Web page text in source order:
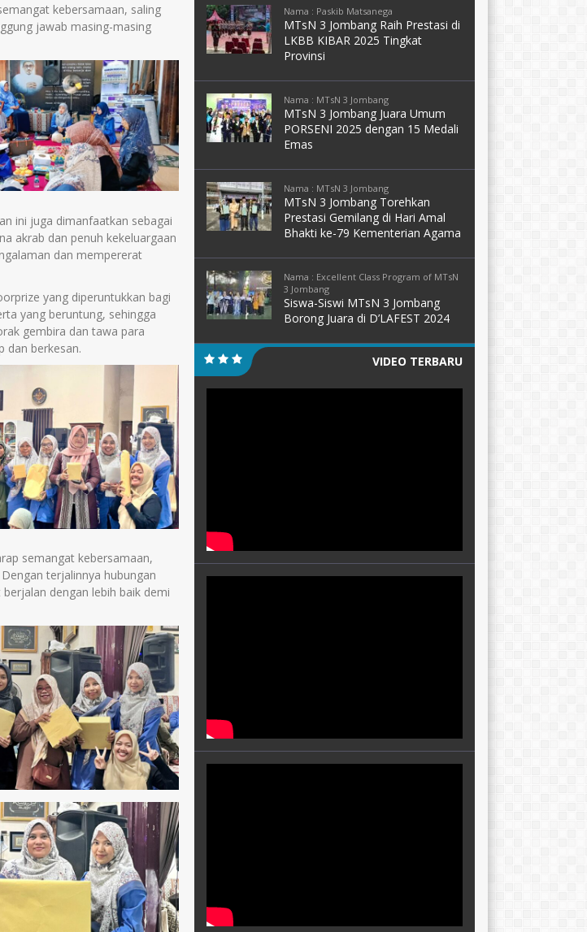
kebersamaan, saling
jawab masing-masing
ini juga dimanfaatkan sebagai
akrab dan penuh kekeluargaan
dan mempererat
yang diperuntukkan bagi
yang beruntung, sehingga
gembira dan tawa para
dan berkesan.
semangat kebersamaan,
terjalinnya hubungan
dengan lebih baik demi
Nama : Paskib Matsanega
MTsN 3 Jombang Raih Prestasi di
LKBB KIBAR 2025 Tingkat
Provinsi
Nama : MTsN 3 Jombang
MTsN 3 Jombang Juara Umum
PORSENI 2025 dengan 15 Medali
Emas
Nama : MTsN 3 Jombang
MTsN 3 Jombang Torehkan
Prestasi Gemilang di Hari Amal
Bhakti ke-79 Kementerian Agama
Nama : Excellent Class Program of MTsN
3 Jombang
Siswa-Siswi MTsN 3 Jombang
Borong Juara di D’LAFEST 2024
VIDEO TERBARU